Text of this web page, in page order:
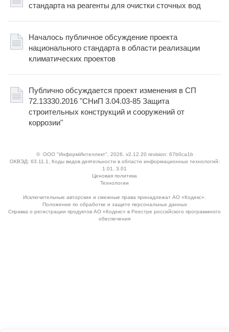
стандарта на реагенты для очистки сточных вод
Началось публичное обсуждение проекта
национального стандарта в области реализации
климатических проектов
Публично обсуждается проект изменения в СП
72.13330.2016 "СНиП 3.04.03-85 Защита
строительных конструкций и сооружений от
коррозии"
© ООО "ИнформИнтеллект" , 2026, v2.12.20 revision: 67b0ca1b
ОКВЭД: 63.11.1, Коды видов деятельности в области информационных технологий:
1.01, 3.01
Ценовая политика
Технологии
Исключительные авторские и смежные права принадлежат АО «Кодекс».
Положение по обработке и защите персональных данных
Справка о регистрации продуктов АО «Кодекс» в Реестре российского программного
обеспечения